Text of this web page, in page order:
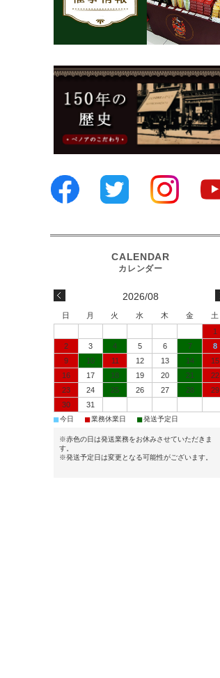
2026/08
日 月 火 水 木 金
土
1
2
3 4 5 6 7
8
9
10 11 12 13 14
15
16
17 18 19 20 21
22
23
24 25 26 27 28
29
30
31
■今日 ■業務休業日 ■発送予定日
※赤色の日は発送業務をお休みさせていただきま
す。
※発送予定日は変更となる可能性がございます。